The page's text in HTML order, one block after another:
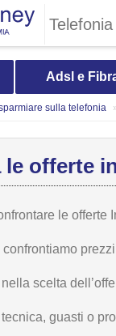
Telefonia
Adsl e
sulla telefonia
offerte
le offerte
scelta
guasti o